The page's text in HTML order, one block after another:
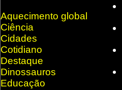
Aquecimento global
Ciência
Cidades
Cotidiano
Destaque
Dinossauros
Educação